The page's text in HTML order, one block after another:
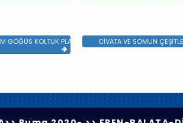
GÖĞÜS KOLTUK PLASTİK VE SAC AKSAM
CİVATA VE SOMUN